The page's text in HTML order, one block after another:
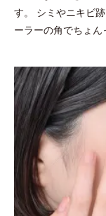
す。 シミやニキビ
ーラーの角でちょん